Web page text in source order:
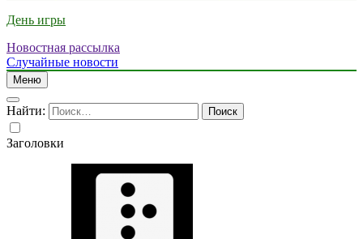
День игры
Новостная рассылка
Случайные новости
Меню
Найти:
Заголовки